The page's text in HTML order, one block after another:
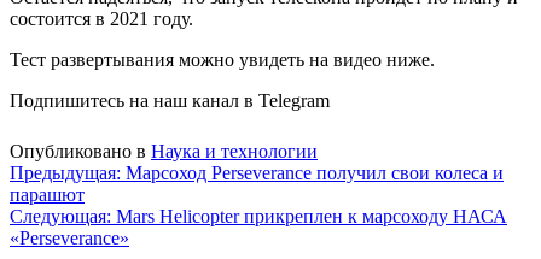
состоится в 2021 году.
Тест развертывания можно увидеть на видео ниже.
Подпишитесь на наш канал в Telegram
Опубликовано в Наука и технологии
Навигация
по
записям
Предыдущая: Марсоход Perseverance получил свои колеса и
парашют
Следующая: Mars Helicopter прикреплен к марсоходу НАСА
«Perseverance»